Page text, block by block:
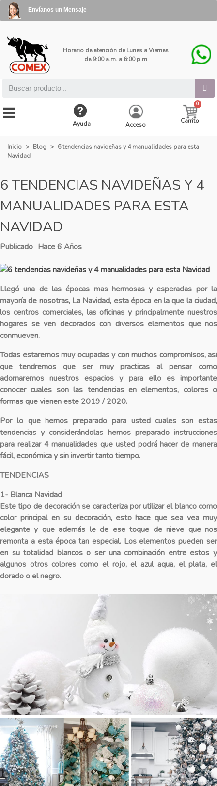
Envíanos un Mensaje
Horario de atención de Lunes a Viernes
de 9:00 a.m. a 6:00 p.m
Ayuda Acceso Carrito
Inicio > Blog > 6 tendencias navideñas y 4 manualidades para esta
Navidad
6 TENDENCIAS NAVIDEÑAS Y 4
MANUALIDADES PARA ESTA
NAVIDAD
Publicado Hace 6 Años
Llegó una de las épocas mas hermosas y esperadas por la
mayoría de nosotras, La Navidad, esta época en la que la ciudad,
los centros comerciales, las oficinas y principalmente nuestros
hogares se ven decorados con diversos elementos que nos
conmueven.
Todas estaremos muy ocupadas y con muchos compromisos, así
que tendremos que ser muy practicas al pensar como
adornaremos nuestros espacios y para ello es importante
conocer cuales son las tendencias en elementos, colores o
formas que vienen este 2019 / 2020.
Por lo que hemos preparado para usted cuales son estas
tendencias y considerándolas hemos preparado instrucciones
para realizar 4 manualidades que usted podrá hacer de manera
fácil, económica y sin invertir tanto tiempo.
TENDENCIAS
1- Blanca Navidad
Este tipo de decoración se caracteriza por utilizar el blanco como
color principal en su decoración, esto hace que sea vea muy
elegante y que además le de ese toque de nieve que nos
remonta a esta época tan especial. Los elementos pueden ser
en su totalidad blancos o ser una combinación entre estos y
algunos otros colores como el rojo, el azul aqua, el plata, el
dorado o el negro.